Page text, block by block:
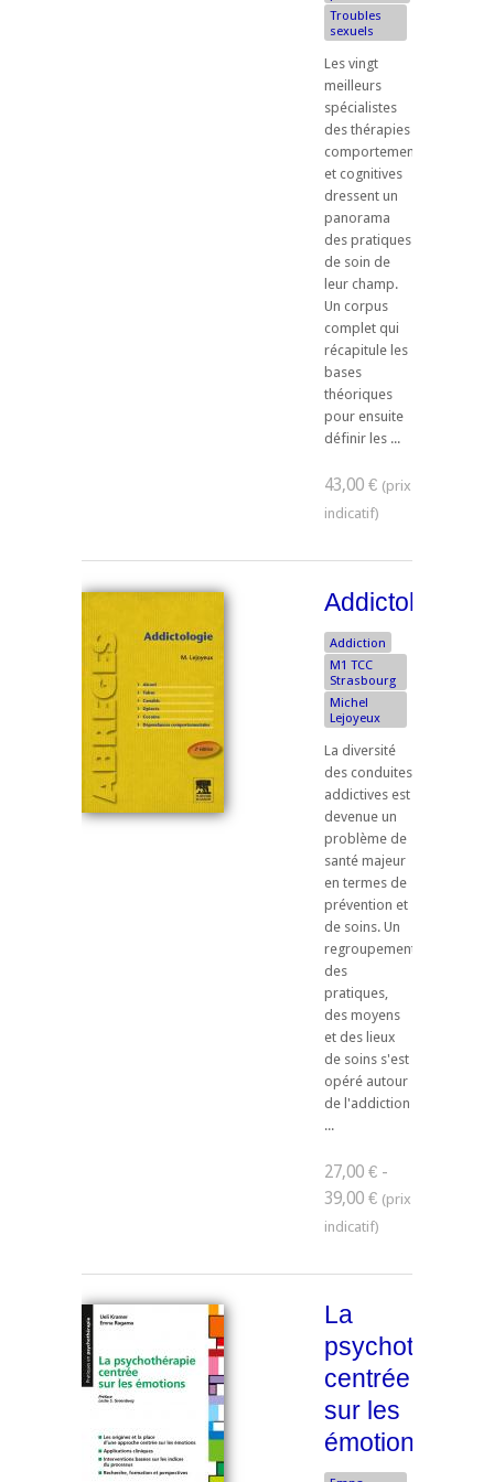
Troubles
sexuels
Les vingt
meilleurs
spécialistes
des thérapies
comportementales
et cognitives
dressent un
panorama
des pratiques
de soin de
leur champ.
Un corpus
complet qui
récapitule les
bases
théoriques
pour ensuite
définir les ...
43,00 €
Addictologie
Addiction
M1 TCC
Strasbourg
Michel
Lejoyeux
La diversité
des conduites
addictives est
devenue un
problème de
santé majeur
en termes de
prévention et
de soins. Un
regroupement
des
pratiques,
des moyens
et des lieux
de soins s'est
opéré autour
de l'addiction
...
27,00 € -
39,00 €
La
centrée
sur les
émotions